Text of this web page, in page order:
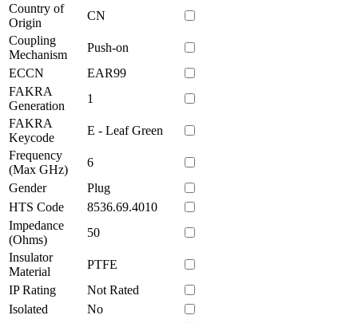
Country of
Origin
CN
Coupling
Mechanism
Push-on
ECCN
EAR99
FAKRA
Generation
1
FAKRA
Keycode
E - Leaf Green
Frequency
(Max GHz)
6
Gender
Plug
HTS Code
8536.69.4010
Impedance
(Ohms)
50
Insulator
Material
PTFE
IP Rating
Not Rated
Isolated
No